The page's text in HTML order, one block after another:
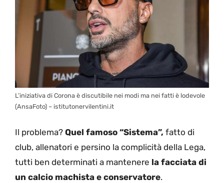
L’iniziativa di Corona è discutibile nei modi ma nei fatti è lodevole
(AnsaFoto) – istitutonervilentini.it
Il problema? Quel famoso “Sistema”, fatto di
club, allenatori e persino la complicità della Lega,
tutti ben determinati a mantenere la facciata di
un calcio machista e conservatore.